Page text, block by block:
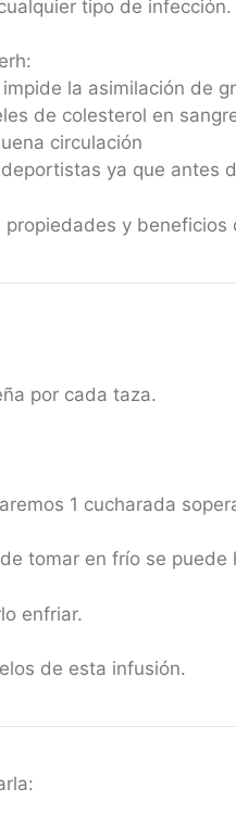
tipo de infección.
la asimilación de
de colesterol en
circulación
ya que antes
y
por cada taza.
1 cucharada
tomar en frío se puede
enfriar.
de esta infusión.